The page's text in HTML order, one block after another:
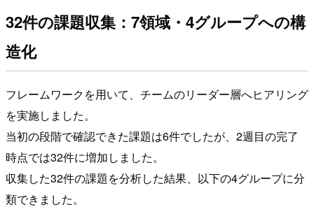
32件の課題収集：7領域・4グループへの構
造化
フレームワークを用いて、チームのリーダー層へヒアリング
を実施しました。
当初の段階で確認できた課題は6件でしたが、2週目の完了
時点では32件に増加しました。
収集した32件の課題を分析した結果、以下の4グループに分
類できました。